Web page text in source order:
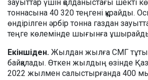
зауыттар үшін қолданыстағы шекті
тоннасына 40 320 теңгені құрайды.
өндірілген әрбір тонна газдан
теңге көлемінде шығынға
Екіншіден. Жылдан жылға СМГ
байқалады. Өткен жылдың өзінде
2022 жылмен салыстырғанда 400